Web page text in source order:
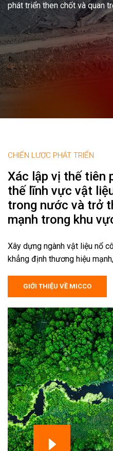
phát triển then chốt và quan
CHIẾN LƯỢC PHÁT TRIỂN
Xác lập vị thế tiên
thế lĩnh vực vật
trong nước và trở
mạnh trong khu
Xây dựng ngành vật liệu nổ
khẳng định thương hiệu
GIỚI THIỆU VỀ MICCO